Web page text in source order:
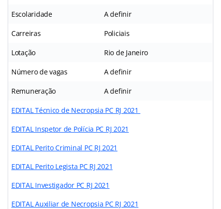
Escolaridade A definir
Carreiras Policiais
Lotação Rio de Janeiro
Número de vagas A definir
Remuneração A definir
EDITAL Técnico de Necropsia PC RJ 2021
EDITAL Inspetor de Polícia PC RJ 2021
EDITAL Perito Criminal PC RJ 2021
EDITAL Perito Legista PC RJ 2021
EDITAL Investigador PC RJ 2021
EDITAL Auxiliar de Necropsia PC RJ 2021